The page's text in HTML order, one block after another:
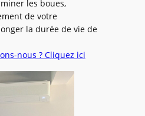
les boues,
de votre
la durée de vie de
nous ? Cliquez ici